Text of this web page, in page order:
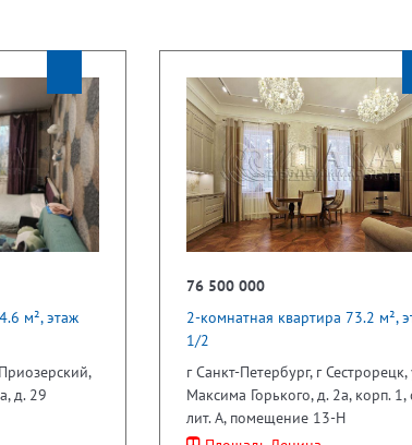
м², этаж
д. 29
76 500 000
2-комнатная квартира 73.2 м²,
1/2
г Санкт-Петербург, г Сестрорецк,
Максима Горького, д. 2а, корп. 1,
лит. А, помещение 13-Н